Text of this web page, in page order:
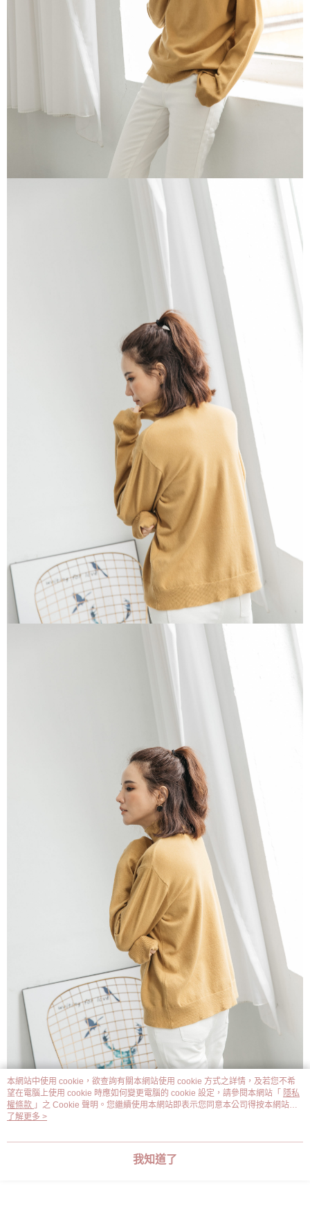
本網站中使用 cookie，欲查詢有關本網站使用 cookie 方式之詳情，及若您不希
望在電腦上使用 cookie 時應如何變更電腦的 cookie 設定，請參閱本網站「 隱私
權條款 」之 Cookie 聲明。您繼續使用本網站即表示您同意本公司得按本網站使
用條款之 Cookie 聲明使用 cookie。
了解更多 >
我知道了